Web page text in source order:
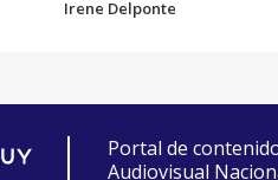
Irene Delponte
Portal de
Audiovisual